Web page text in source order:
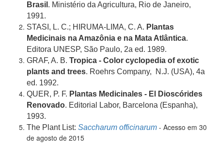
Brasil . Ministério da Agricultura, Rio de Janeiro,
1991.
STASI, L. C.; HIRUMA-LIMA, C. A. Plantas
Medicinais na Amazônia e na Mata Atlântica.
Editora UNESP, São Paulo, 2a ed. 1989.
GRAF, A. B. Tropica - Color cyclopedia of exotic
plants and trees. Roehrs Company, N.J. (USA), 4a
ed. 1992.
QUER, P. F. Plantas Medicinales - El Dioscórides
Renovado. Editorial Labor, Barcelona (Espanha),
1993.
The Plant List: Saccharum officinarum - Acesso em 30
de agosto de 2015